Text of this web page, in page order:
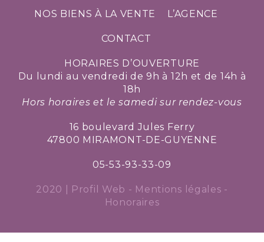
NOS BIENS À LA VENTE L’AGENCE
CONTACT
HORAIRES D’OUVERTURE
Du lundi au vendredi de 9h à 12h et de 14h à
18h
Hors horaires et le samedi sur rendez-vous
16 boulevard Jules Ferry
47800 MIRAMONT-DE-GUYENNE
05-53-93-33-09
2020 | Profil Web - Mentions légales -
Honoraires